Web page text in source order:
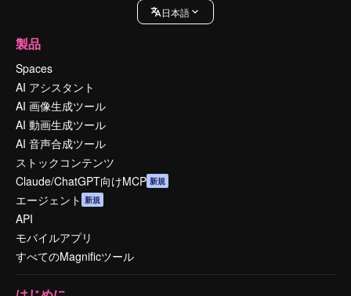
日本語
製品
Spaces
AI アシスタント
AI 画像生成ツール
AI 動画生成ツール
AI 音声合成ツール
ストックコンテンツ
Claude/ChatGPT向けMCP 新規
エージェント 新規
API
モバイルアプリ
すべてのMagnificツール